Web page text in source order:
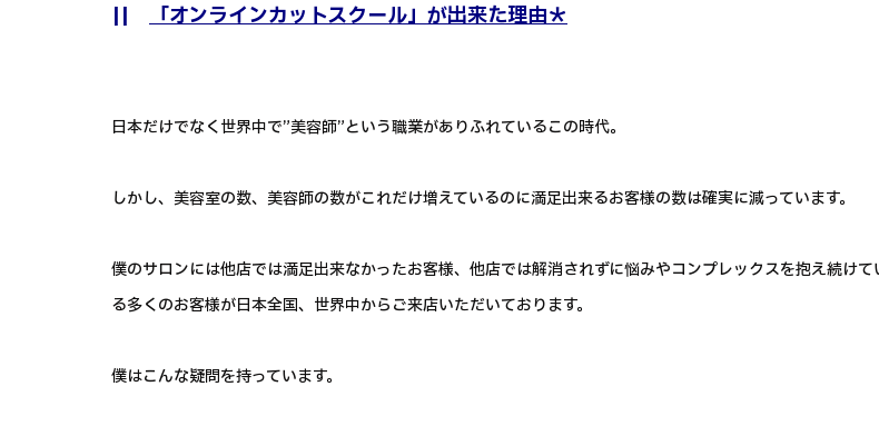
|| 「オンラインカットスクール」が出来た理由＊
日本だけでなく世界中で”美容師”という職業がありふれているこの時代。
しかし、美容室の数、美容師の数がこれだけ増えているのに満足出来るお客様の数は確実に減っています。
僕のサロンには他店では満足出来なかったお客様、他店では解消されずに悩みやコンプレックスを抱え続けて
る多くのお客様が日本全国、世界中からご来店いただいております。
僕はこんな疑問を持っています。